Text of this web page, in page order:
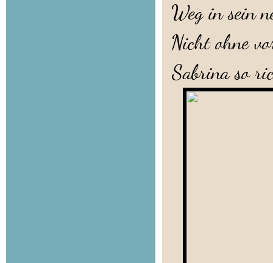
Weg in sein
Nicht ohne
Sabrina so